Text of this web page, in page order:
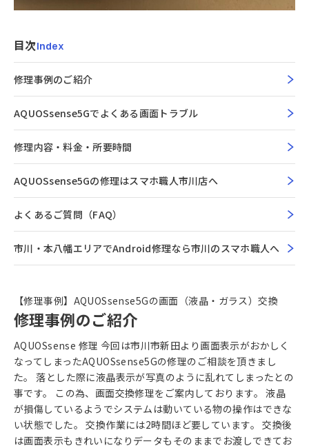
目次Index
修理事例のご紹介
AQUOSsense5Gでよくある画面トラブル
修理内容・料金・所要時間
AQUOSsense5Gの修理はスマホ職人市川店へ
よくあるご質問（FAQ）
市川・本八幡エリアでAndroid修理なら市川のスマホ職人へ
【修理事例】AQUOSsense5Gの画面（液晶・ガラス）交換
修理事例のご紹介
AQUOSsense 修理 今回は市川市新田より画面表示がおかしく
なってしまったAQUOSsense5Gの修理のご相談を頂きまし
た。 落とした際に液晶表示が写真のように乱れてしまったとの
事です。 この為、画面交換修理をご案内しております。 液晶
が損傷しているようでシステムは動いている物の操作はできな
い状態でした。 交換作業には2時間ほど要しています。 交換後
は画面表示もきれいになりデータもそのままでお渡しできてお